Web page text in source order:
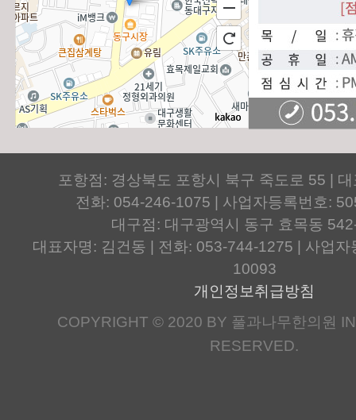
포항점: 경상북도 포항시 북구 죽도로 55 |
전화: 054-246-1075 | 사업자등록번호:
대구점: 대구광역시 동구 효목동
대표자명: 김건동 | 전화: 053-744-1275 | 사업
10093
개인정보취급방침
COPYRIGHT © 2020 BY 풀과나무한의원
RESERVED.